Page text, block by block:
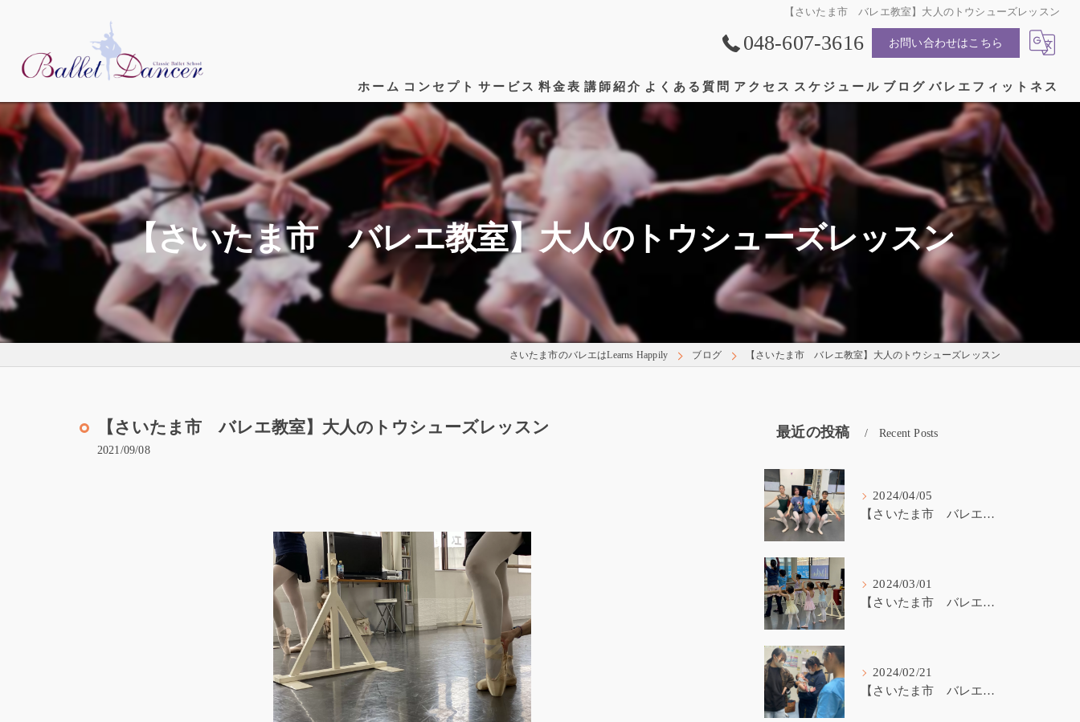
【さいたま市 バレエ教室】大人のトウシューズレッスン
048-607-3616 お問い合わせはこちら
ホーム コンセプト サービス 料金表 講師紹介 よくある質問 アクセス
漫画特集
スケジュール ブログ バレエフィットネス
【さいたま市 バレエ教室】大人のトウシューズレッスン
さいたま市のバレエはLearns Happily ブログ 【さいたま市 バレエ教室】大人のトウシューズレッスン
【さいたま市 バレエ教室】大人のトウシューズレッスン
2021/09/08
最近の投稿 Recent Posts
2024/04/05
【さいたま市 バレエ教室】受験生が戻ってきました！
2024/03/01
【さいたま市 バレエ教室】3歳から始めるバレエ
2024/02/21
【さいたま市 バレエ教室】バレエ講師の子育て